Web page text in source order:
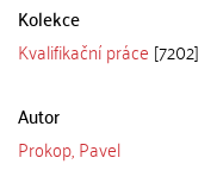
Kolekce
Kvalifikační práce [7202]
Autor
Prokop, Pavel